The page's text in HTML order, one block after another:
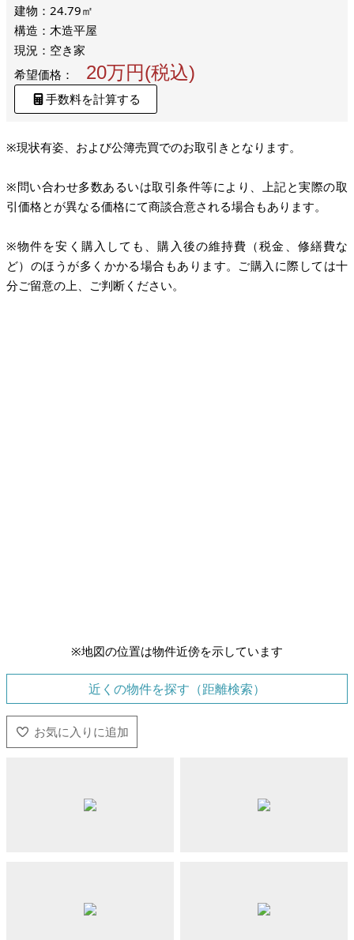
建物：24.79㎡
構造：木造平屋
現況：空き家
希望価格：
20万円(税込)
手数料を計算する
※現状有姿、および公簿売買でのお取引きとなります。
※問い合わせ多数あるいは取引条件等により、上記と実際の取
引価格とが異なる価格にて商談合意される場合もあります。
※物件を安く購入しても、購入後の維持費（税金、修繕費な
ど）のほうが多くかかる場合もあります。ご購入に際しては十
分ご留意の上、ご判断ください。
※地図の位置は物件近傍を示しています
近くの物件を探す（距離検索）